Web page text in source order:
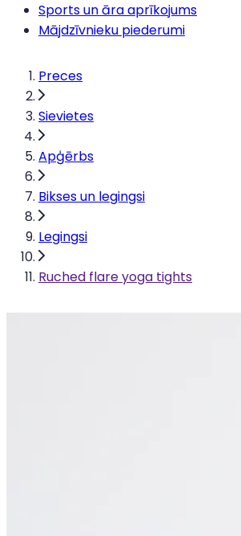
Sports un āra aprīkojums
Mājdzīvnieku piederumi
Preces
Sievietes
Apģērbs
Bikses un legingsi
Legingsi
Ruched flare yoga tights